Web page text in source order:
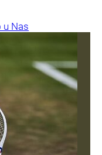
u Nas